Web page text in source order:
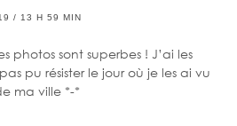
/ 13 H 59 MIN
photos sont superbes ! J’ai les
pu résister le jour où je les ai vu
ma ville *-*